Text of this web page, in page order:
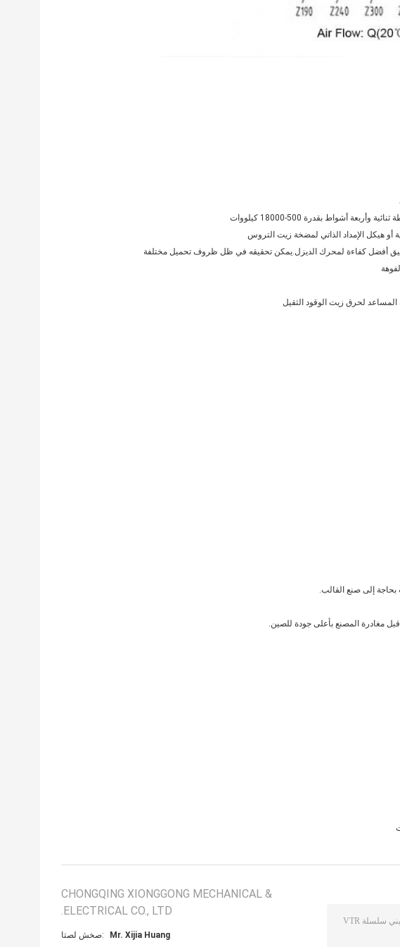
أشواط بقدرة 500-18000 كيلووات
هيكل الإمداد الذاتي لمضخة زيت التروس
أفضل كفاءة لمحرك الديزل.يمكن تحقيقه في ظل ظروف تحميل مختلفة
لحرق زيت الوقود الثقيل
بحاجة إلى صنع القالب.
مغادرة المصنع بأعلى جودة للصين.
CHONGQING XIONGGONG MECHANICAL &
ELECTRICAL CO., LTD.
اتصل شخص:
Mr. Xijia Huang